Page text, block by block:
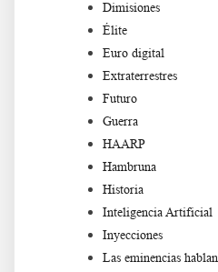
Dimisiones
Élite
Euro digital
Extraterrestres
Futuro
Guerra
HAARP
Hambruna
Historia
Inteligencia Artificial
Inyecciones
Las eminencias hablan